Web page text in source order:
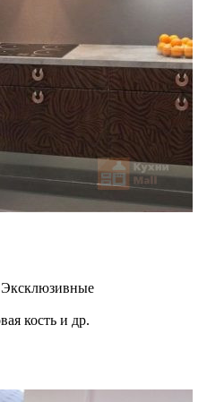
кость и др.